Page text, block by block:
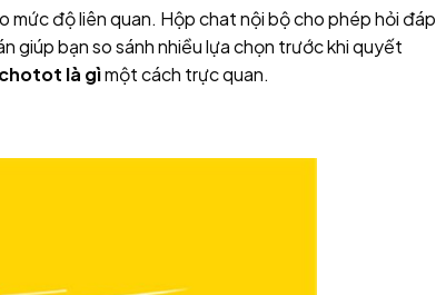
mức độ liên quan. Hộp chat nội bộ cho phép hỏi đáp
giúp bạn so sánh nhiều lựa chọn trước khi quyết
chotot là gìmột cách trực quan.